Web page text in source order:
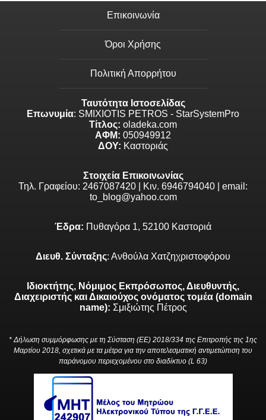
Επικοινωνία
Όροι Χρήσης
Πολιτική Απορρήτου
Ταυτότητα Ιστοσελίδας
Επωνυμία: SMIXIOTIS PETROS - StarSystemPro
Τίτλος: oladeka.com
ΑΦΜ: 050949912
ΔΟΥ: Καστοριάς
Στοιχεία Επικοινωνίας
Τηλ. Γραφείου: 2467087420 | Κιν. 6946794040 | email:
to_blog@yahoo.com
Έδρα: Πυθαγόρα 1, 52100 Καστοριά
Διευθ. Σύνταξης: Ανθούλα Χατζηχριστοφόρου
Ιδιοκτήτης, Νόμιμος Εκπρόσωπος, Διευθυντής,
Διαχειριστής και Δικαιούχος ονόματος τομέα (domain
name): Σμιξιώτης Πέτρος
* Δήλωση συμμόρφωσης με τη Σύσταση (ΕΕ) 2018/334 της Επιτροπής της 1ης
Μαρτίου 2018, σχετικά με τα μέτρα για την αποτελεσματική αντιμετώπιση του
παράνομου περιεχομένου στο διαδίκτυο (L 63)